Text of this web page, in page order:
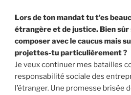
Lors de ton mandat tu t’es
étrangère et de justice. Bien sûr
composer avec le caucus mais
projettes-tu particulièrement ?
Je veux continuer mes batailles
responsabilité sociale des
l’étranger. Une promesse brisée